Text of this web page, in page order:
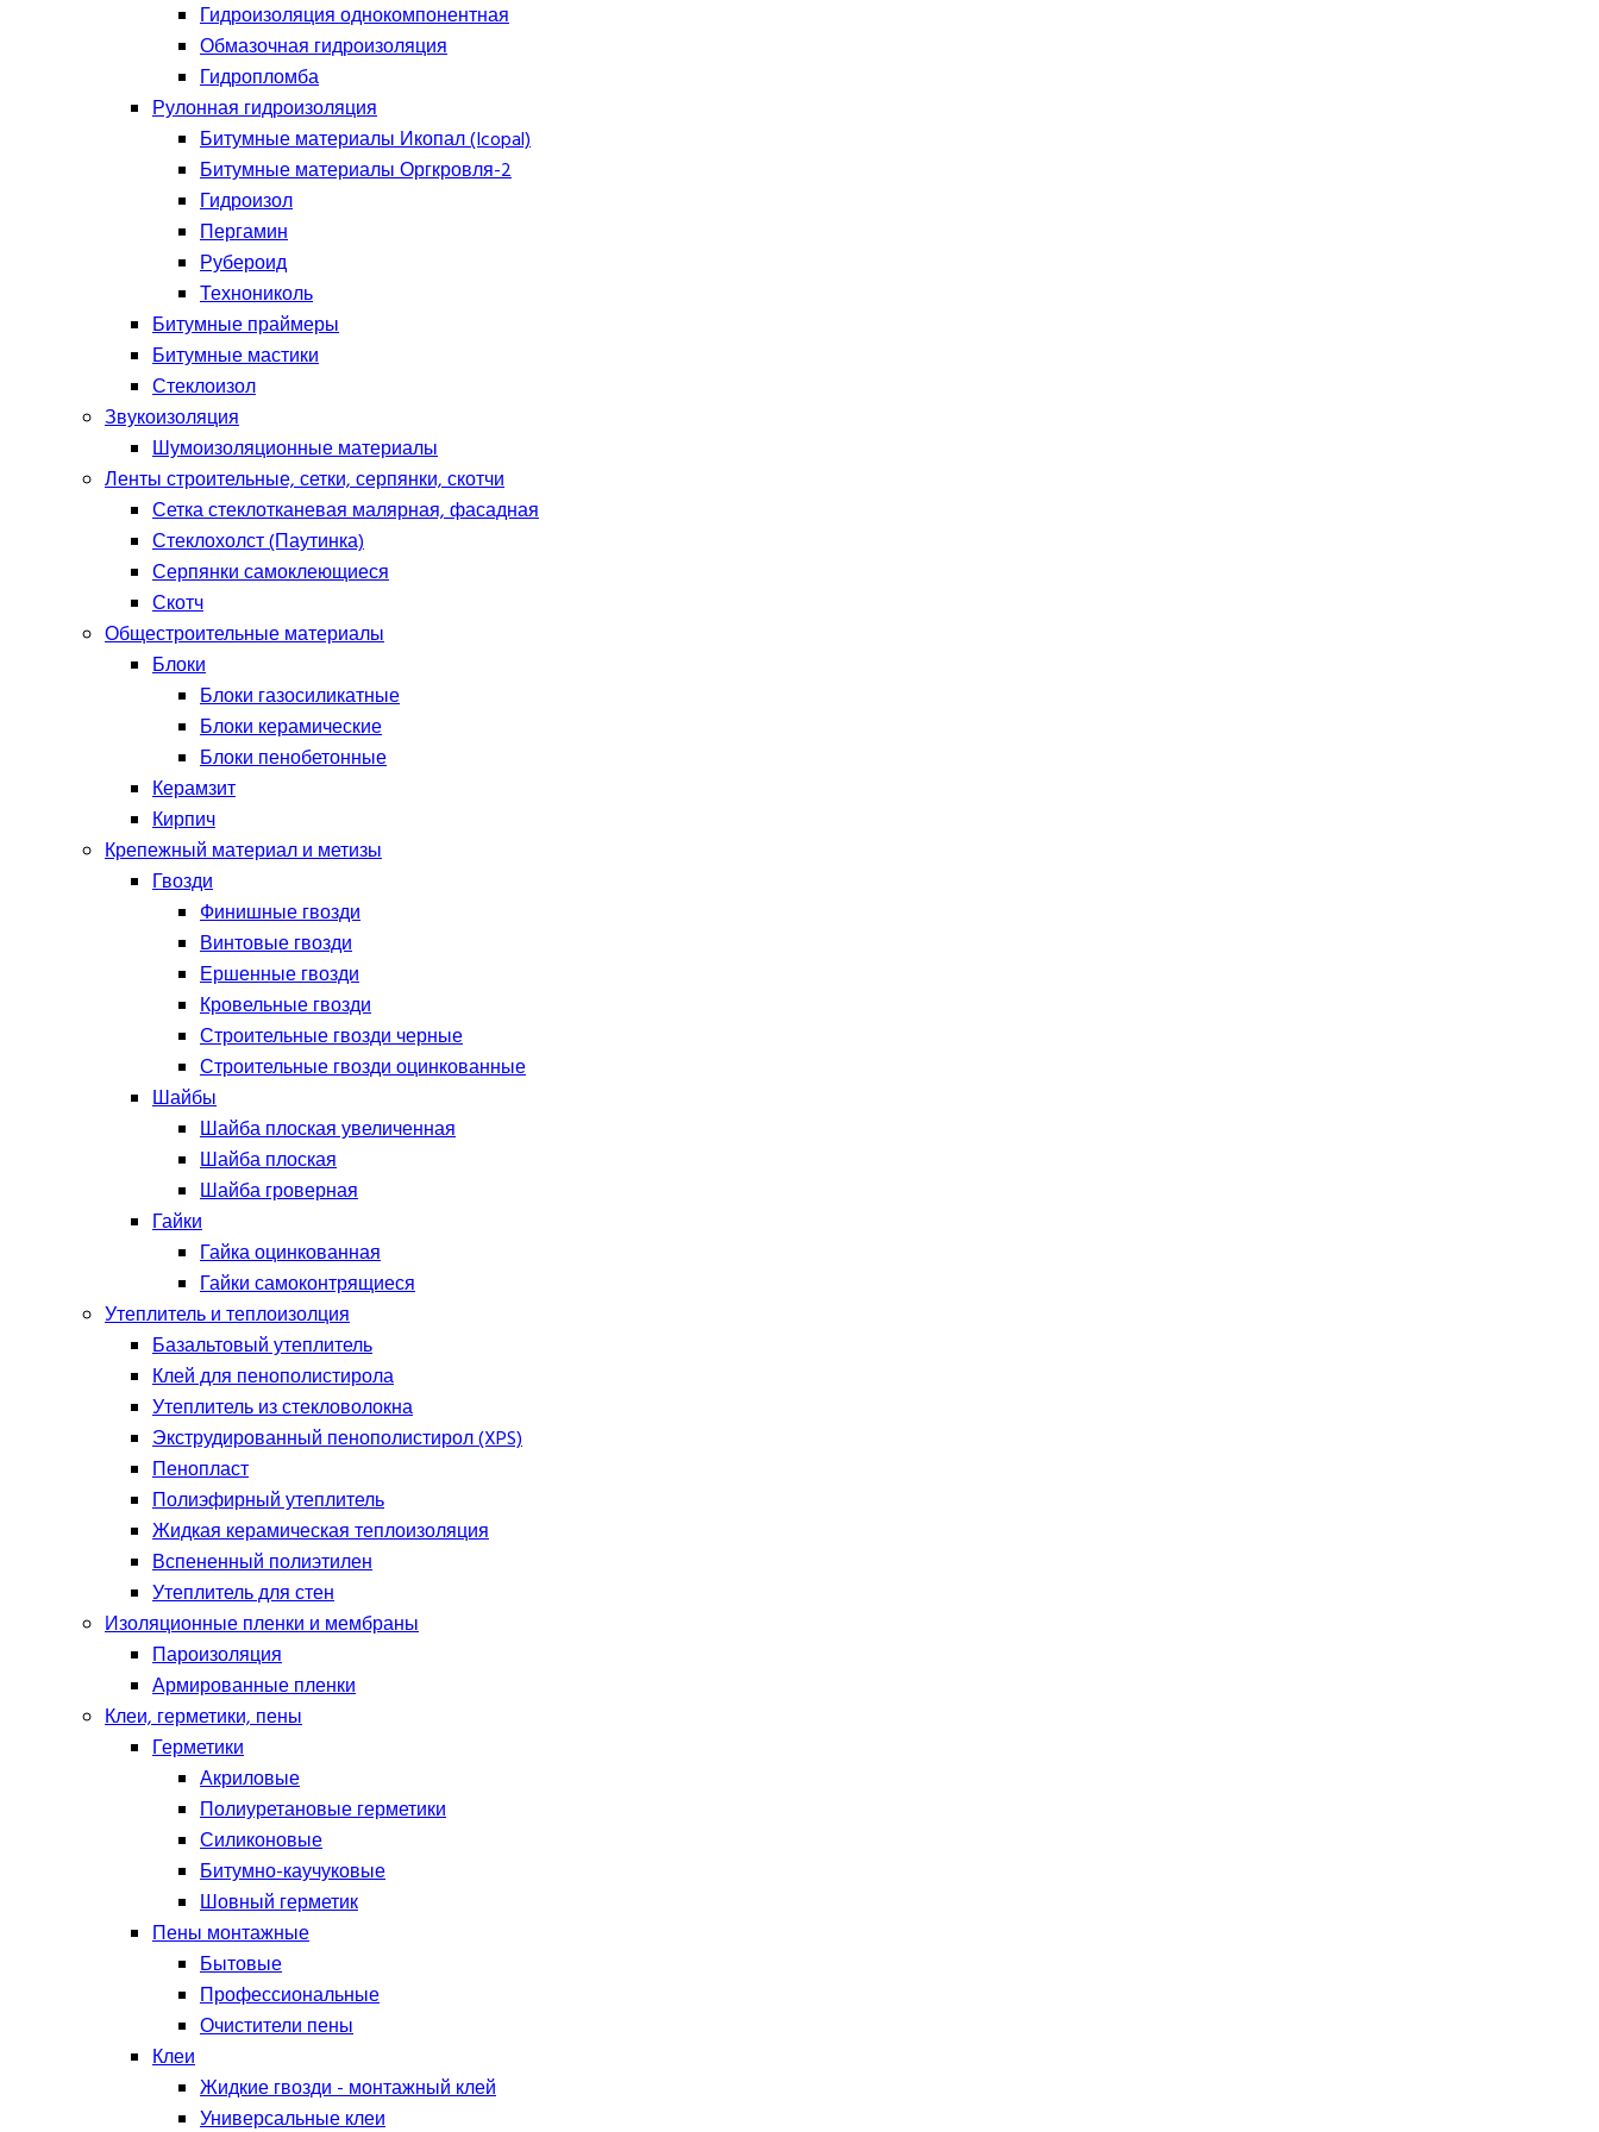
Гидроизоляция однокомпонентная
Обмазочная гидроизоляция
Гидропломба
Рулонная гидроизоляция
Битумные материалы Икопал (Icopal)
Битумные материалы Оргкровля-2
Гидроизол
Пергамин
Рубероид
Технониколь
Битумные праймеры
Битумные мастики
Стеклоизол
Звукоизоляция
Шумоизоляционные материалы
Ленты строительные, сетки, серпянки, скотчи
Сетка стеклотканевая малярная, фасадная
Стеклохолст (Паутинка)
Серпянки самоклеющиеся
Скотч
Общестроительные материалы
Блоки
Блоки газосиликатные
Блоки керамические
Блоки пенобетонные
Керамзит
Кирпич
Крепежный материал и метизы
Гвозди
Финишные гвозди
Винтовые гвозди
Ершенные гвозди
Кровельные гвозди
Строительные гвозди черные
Строительные гвозди оцинкованные
Шайбы
Шайба плоская увеличенная
Шайба плоская
Шайба гроверная
Гайки
Гайка оцинкованная
Гайки самоконтрящиеся
Утеплитель и теплоизолция
Базальтовый утеплитель
Клей для пенополистирола
Утеплитель из стекловолокна
Экструдированный пенополистирол (XPS)
Пенопласт
Полиэфирный утеплитель
Жидкая керамическая теплоизоляция
Вспененный полиэтилен
Утеплитель для стен
Изоляционные пленки и мембраны
Пароизоляция
Армированные пленки
Клеи, герметики, пены
Герметики
Акриловые
Полиуретановые герметики
Силиконовые
Битумно-каучуковые
Шовный герметик
Пены монтажные
Бытовые
Профессиональные
Очистители пены
Клеи
Жидкие гвозди - монтажный клей
Универсальные клеи